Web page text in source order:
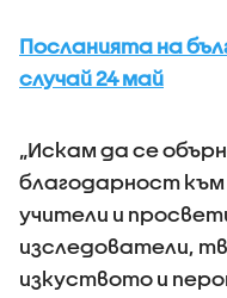
Посланията на
случай 24 май
„Искам да се
благодарност
учители и
изследователи,
изкуството и